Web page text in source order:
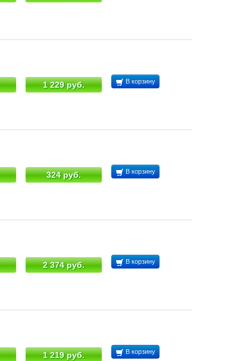
1 229 руб. В корзину
324 руб. В корзину
2 374 руб. В корзину
1 219 руб. В корзину